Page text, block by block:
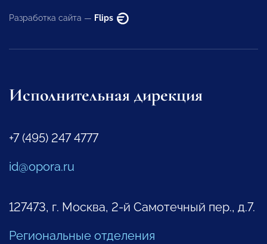
Разработка сайта — Flips
Исполнительная дирекция
+7 (495) 247 4777
id@opora.ru
127473, г. Москва, 2-й Самотечный пер., д.7.
Региональные отделения